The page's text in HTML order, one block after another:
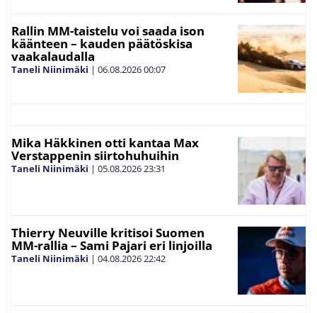
Rallin MM-taistelu voi saada ison
käänteen – kauden päätöskisa
vaakalaudalla
Taneli Niinimäki | 06.08.202600:07
Mika Häkkinen otti kantaa Max
Verstappenin siirtohuhuihin
Taneli Niinimäki | 05.08.202623:31
Thierry Neuville kritisoi Suomen
MM-rallia – Sami Pajari eri linjoilla
Taneli Niinimäki | 04.08.202622:42